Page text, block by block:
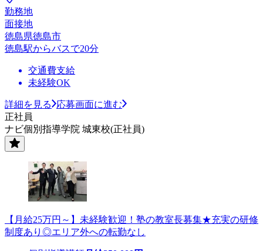
勤務地
面接地
徳島県徳島市
徳島駅からバスで20分
交通費支給
未経験OK
詳細を見る
応募画面に進む
正社員
ナビ個別指導学院 城東校(正社員)
【月給25万円～】未経験歓迎！塾の教室長募集★充実の研修
制度あり◎エリア外への転勤なし